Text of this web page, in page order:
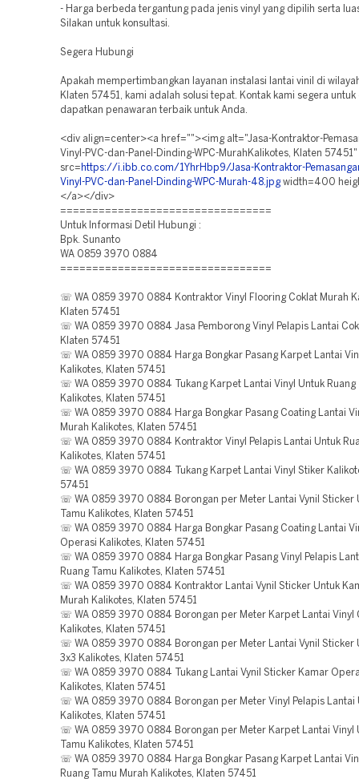
- Harga berbeda tergantung pada jenis vinyl yang dipilih serta
Silakan untuk konsultasi.
Segera Hubungi
Apakah mempertimbangkan layanan instalasi lantai vinil di
Klaten 57451, kami adalah solusi tepat. Kontak kami segera untuk
dapatkan penawaran terbaik untuk Anda.
<div align=center><a href=""><img alt="Jasa-Kontraktor-
Vinyl-PVC-dan-Panel-Dinding-WPC-MurahKalikotes, Klaten 57451"
src= https://i.ibb.co.com/1YhrHbp9/Jasa-Kontraktor-
Vinyl-PVC-dan-Panel-Dinding-WPC-Murah-48.jpgwidth=400
</a></div>
=================================
Untuk Informasi Detil Hubungi :
Bpk. Sunanto
WA 0859 3970 0884
=================================
☏ WA 0859 3970 0884 Kontraktor Vinyl Flooring Coklat Murah
Klaten 57451
☏ WA 0859 3970 0884 Jasa Pemborong Vinyl Pelapis Lantai
Klaten 57451
☏ WA 0859 3970 0884 Harga Bongkar Pasang Karpet Lantai
Kalikotes, Klaten 57451
☏ WA 0859 3970 0884 Tukang Karpet Lantai Vinyl Untuk Ruang
Kalikotes, Klaten 57451
☏ WA 0859 3970 0884 Harga Bongkar Pasang Coating Lantai
Murah Kalikotes, Klaten 57451
☏ WA 0859 3970 0884 Kontraktor Vinyl Pelapis Lantai Untuk
Kalikotes, Klaten 57451
☏ WA 0859 3970 0884 Tukang Karpet Lantai Vinyl Stiker
57451
☏ WA 0859 3970 0884 Borongan per Meter Lantai Vynil Sticker
Tamu Kalikotes, Klaten 57451
☏ WA 0859 3970 0884 Harga Bongkar Pasang Coating Lantai
Operasi Kalikotes, Klaten 57451
☏ WA 0859 3970 0884 Harga Bongkar Pasang Vinyl Pelapis
Ruang Tamu Kalikotes, Klaten 57451
☏ WA 0859 3970 0884 Kontraktor Lantai Vynil Sticker Untuk
Murah Kalikotes, Klaten 57451
☏ WA 0859 3970 0884 Borongan per Meter Karpet Lantai Vinyl
Kalikotes, Klaten 57451
☏ WA 0859 3970 0884 Borongan per Meter Lantai Vynil Sticker
3x3 Kalikotes, Klaten 57451
☏ WA 0859 3970 0884 Tukang Lantai Vynil Sticker Kamar
Kalikotes, Klaten 57451
☏ WA 0859 3970 0884 Borongan per Meter Vinyl Pelapis Lantai
Kalikotes, Klaten 57451
☏ WA 0859 3970 0884 Borongan per Meter Karpet Lantai Vinyl
Tamu Kalikotes, Klaten 57451
☏ WA 0859 3970 0884 Harga Bongkar Pasang Karpet Lantai
Ruang Tamu Murah Kalikotes, Klaten 57451